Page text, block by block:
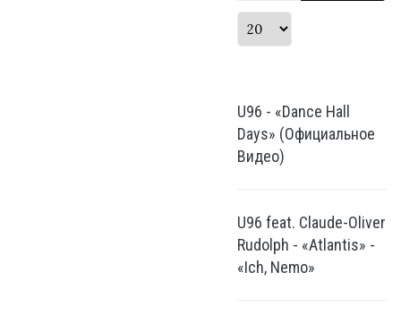
Кол-во строк:
U96 - «Dance Hall
Days» (Официальное
Видео)
U96 feat. Claude-Oliver
Rudolph - «Atlantis» -
«Ich, Nemo»